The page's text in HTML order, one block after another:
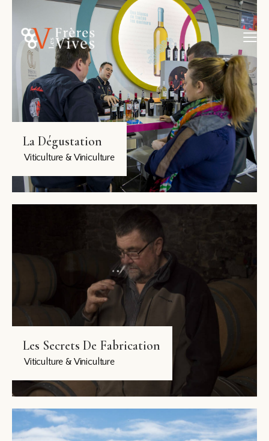
La Dégustation
Viticulture & Viniculture
Les Secrets De Fabrication
Viticulture & Viniculture